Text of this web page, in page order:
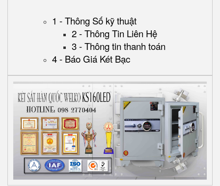
1 - Thông Số kỹ thuật
2 - Thông Tin Liên Hệ
3 - Thông tin thanh toán
4 - Báo Giá Két Bạc